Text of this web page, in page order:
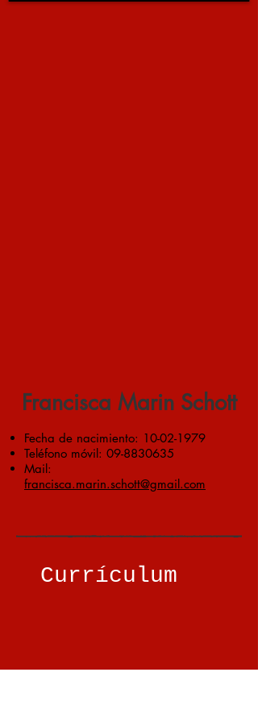
Francisca Marin Schott
Fecha de nacimiento: 10-02-1979
Teléfono móvil: 09-8830635
Mail:
francisca.marin.schott@gmail.com
Currículum